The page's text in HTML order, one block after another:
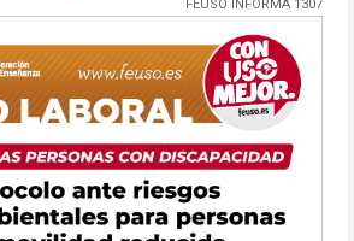
FEUSO INFORMA 1307